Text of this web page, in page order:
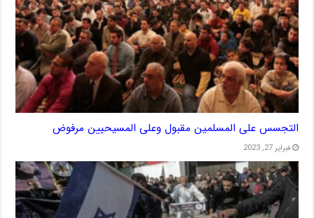
التجسس على المسلمين مقبول وعلى المسيحيين مرفوض
فبراير 27, 2023